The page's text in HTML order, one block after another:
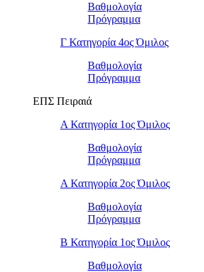
Βαθμολογία
Πρόγραμμα
Γ Κατηγορία 4ος Όμιλος
Βαθμολογία
Πρόγραμμα
ΕΠΣ Πειραιά
Α Κατηγορία 1ος Όμιλος
Βαθμολογία
Πρόγραμμα
Α Κατηγορία 2ος Όμιλος
Βαθμολογία
Πρόγραμμα
Β Κατηγορία 1ος Όμιλος
Βαθμολογία